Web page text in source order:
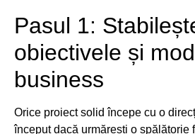
Pasul 1:
obiectivele și
business
Orice proiect solid începe cu o
început dacă urmărești o spălătorie